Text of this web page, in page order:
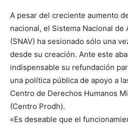
A pesar del creciente aumento
nacional, el Sistema Nacional de
(SNAV) ha sesionado sólo una
desde su creación. Ante este
indispensable su refundación
una política pública de apoyo a
Centro de Derechos Humanos
(Centro Prodh).
«Es deseable que el